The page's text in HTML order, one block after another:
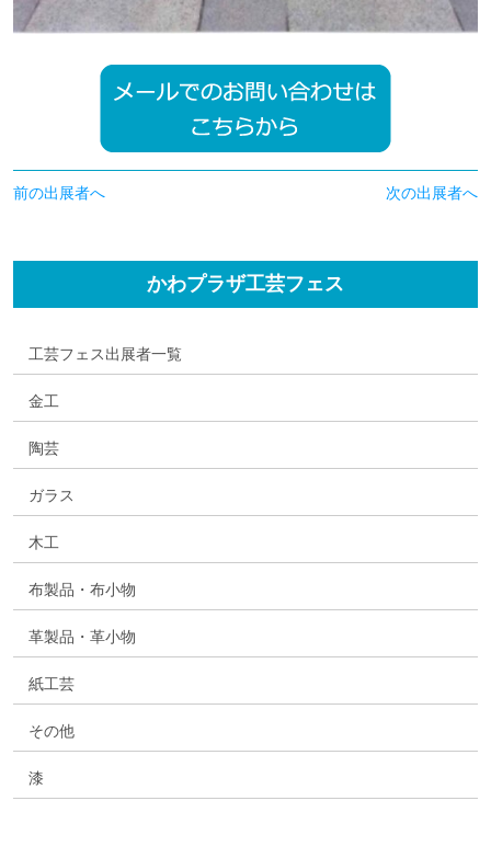
前の出展者へ 次の出展者へ
かわプラザ工芸フェス
工芸フェス出展者一覧
金工
陶芸
ガラス
木工
布製品・布小物
革製品・革小物
紙工芸
その他
漆